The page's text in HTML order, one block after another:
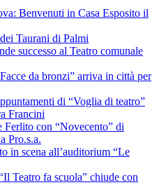
Benvenuti in Casa Esposito il
Taurani di Palmi
successo al Teatro comunale
da bronzi” arriva in città per
di “Voglia di teatro”
Francini
con “Novecento” di
Pro.s.a.
in scena all’auditorium “Le
Teatro fa scuola” chiude con